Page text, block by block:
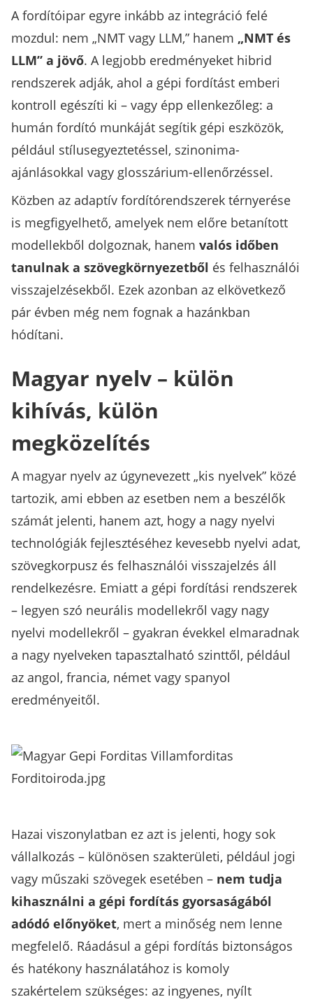
A fordítóipar egyre inkább az integráció felé
mozdul: nem „NMT vagy LLM,” hanem „NMT és
LLM” a jövő. A legjobb eredményeket hibrid
rendszerek adják, ahol a gépi fordítást emberi
kontroll egészíti ki – vagy épp ellenkezőleg: a
humán fordító munkáját segítik gépi eszközök,
például stílusegyeztetéssel, szinonima-
ajánlásokkal vagy glosszárium-ellenőrzéssel.
Közben az adaptív fordítórendszerek térnyerése
is megfigyelhető, amelyek nem előre betanított
modellekből dolgoznak, hanem valós időben
tanulnak a szövegkörnyezetből és felhasználói
visszajelzésekből. Ezek azonban az elkövetkező
pár évben még nem fognak a hazánkban
hódítani.
Magyar nyelv – külön
kihívás, külön
megközelítés
A magyar nyelv az úgynevezett „kis nyelvek” közé
tartozik, ami ebben az esetben nem a beszélők
számát jelenti, hanem azt, hogy a nagy nyelvi
technológiák fejlesztéséhez kevesebb nyelvi adat,
szövegkorpusz és felhasználói visszajelzés áll
rendelkezésre. Emiatt a gépi fordítási rendszerek
– legyen szó neurális modellekről vagy nagy
nyelvi modellekről – gyakran évekkel elmaradnak
a nagy nyelveken tapasztalható szinttől, például
az angol, francia, német vagy spanyol
eredményeitől.
Hazai viszonylatban ez azt is jelenti, hogy sok
vállalkozás – különösen szakterületi, például jogi
vagy műszaki szövegek esetében – nem tudja
kihasználni a gépi fordítás gyorsaságából
adódó előnyöket, mert a minőség nem lenne
megfelelő. Ráadásul a gépi fordítás biztonságos
és hatékony használatához is komoly
szakértelem szükséges: az ingyenes, nyílt